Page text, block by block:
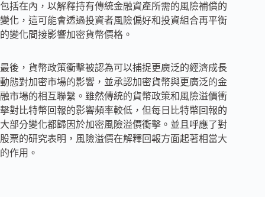
包括在內，以解釋持有傳統金融資產所需的風險補償的
變化，這可能會透過投資者風險偏好和投資組合再平衡
的變化間接影響加密貨幣價格。
最後，貨幣政策衝擊被認為可以捕捉更廣泛的經濟成長
動態對加密市場的影響，並承認加密貨幣與更廣泛的金
融市場的相互聯繫。雖然傳統的貨幣政策和風險溢價衝
擊對比特幣回報的影響頻率較低，但每日比特幣回報的
大部分變化都歸因於加密風險溢價衝擊。並且呼應了對
股票的研究表明，風險溢價在解釋回報方面起著相當大
的作用。